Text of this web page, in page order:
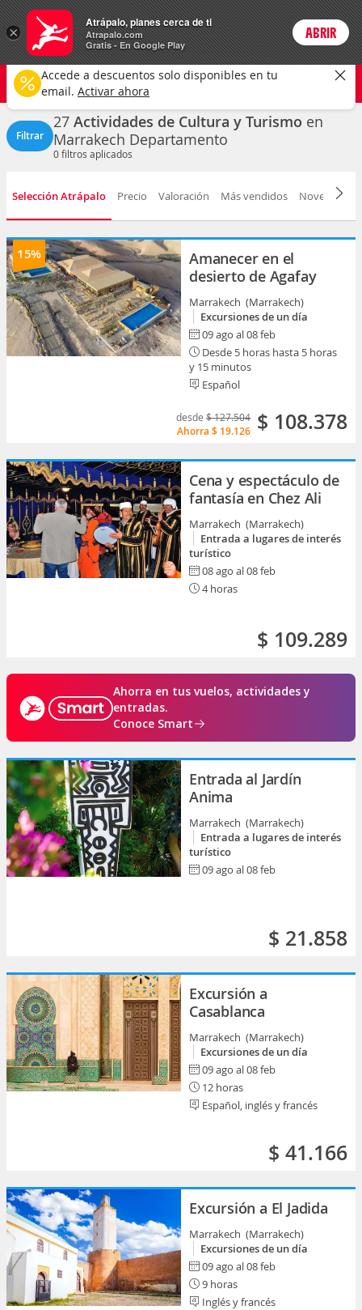
Actividades Login
Marrakech
Cultura y turismo Cualquier fecha
CAMBIAR
Filtrar
27 Actividades de Cultura y Turismo en
Marrakech Departamento
0filtros aplicados
Selección Atrápalo Precio Valoración Más vendidos Novedad
15%
Amanecer en el
desierto de Agafay
Marrakech (Marrakech)
Excursiones de un día
09 ago al 08 feb
Desde 5 horas hasta 5 horas
y 15 minutos
Español
desde $ 127.504
Ahorra $ 19.126 $ 108.378
Cena y espectáculo de
fantasía en Chez Ali
Marrakech (Marrakech)
Entrada a lugares de interés
turístico
08 ago al 08 feb
4 horas
$ 109.289
Ahorra en tus vuelos, actividades y
entradas.
Conoce Smart
Entrada al Jardín
Anima
Marrakech (Marrakech)
Entrada a lugares de interés
turístico
09 ago al 08 feb
$ 21.858
Excursión a
Casablanca
Marrakech (Marrakech)
Excursiones de un día
09 ago al 08 feb
12 horas
Español, inglés y francés
$ 41.166
Excursión a El Jadida
Marrakech (Marrakech)
Excursiones de un día
09 ago al 08 feb
9 horas
Inglés y francés
×
Atrápalo, planes cerca de ti
Atrapalo.com
Gratis - En Google Play
ABRIR
Accede a descuentos solo disponibles en tu
email. Activar ahora